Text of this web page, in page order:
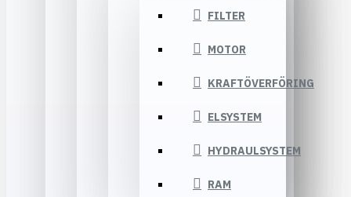
FILTER
MOTOR
KRAFTÖVERFÖRING
ELSYSTEM
HYDRAULSYSTEM
RAM